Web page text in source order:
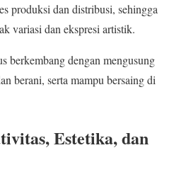
produksi dan distribusi, sehingga
variasi dan ekspresi artistik.
berkembang dengan mengusung
berani, serta mampu bersaing di
Estetika, dan